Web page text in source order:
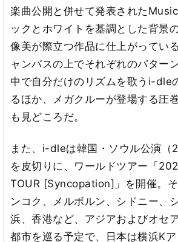
楽曲公開と併せて発表された
ックとホワイトを基調とした背景
像美が際立つ作品に仕上がってい
ャンバスの上でそれぞれのパター
中で自分だけのリズムを歌うi-dle
るほか、メガクルーが登場する圧
も見どころだ。
また、i-dleは韓国・ソウル公演（2
を皮切りに、ワールドツアー「
TOUR [Syncopation]」を開催。
ンコク、メルボルン、シドニー、
浜、香港など、アジアおよびオセ
都市を巡る予定で、日本は横浜K